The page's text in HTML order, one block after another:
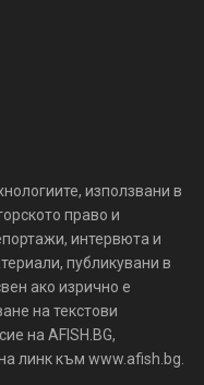
използвани в
право и
интервюта и
публикувани в
ако изрично е
на текстови
на AFISH.BG,
линк към www.afish.bg.